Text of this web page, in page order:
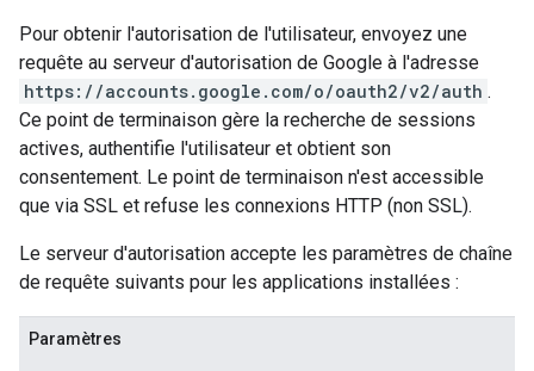
Pour obtenir l'autorisation de l'utilisateur, envoyez une
requête au serveur d'autorisation de Google à l'adresse
https://accounts.google.com/o/oauth2/v2/auth .
Ce point de terminaison gère la recherche de sessions
actives, authentifie l'utilisateur et obtient son
consentement. Le point de terminaison n'est accessible
que via SSL et refuse les connexions HTTP (non SSL).
Le serveur d'autorisation accepte les paramètres de chaîne
de requête suivants pour les applications installées :
Paramètres